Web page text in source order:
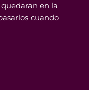
en la
cuando